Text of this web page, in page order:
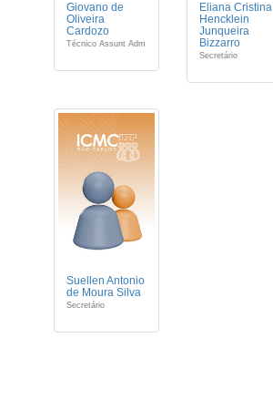
Giovano de
Oliveira
Cardozo
Técnico Assunt Adm
Eliana Cristina
Hencklein
Junqueira
Bizzarro
Secretário
Suellen Antonio
de Moura Silva
Secretário